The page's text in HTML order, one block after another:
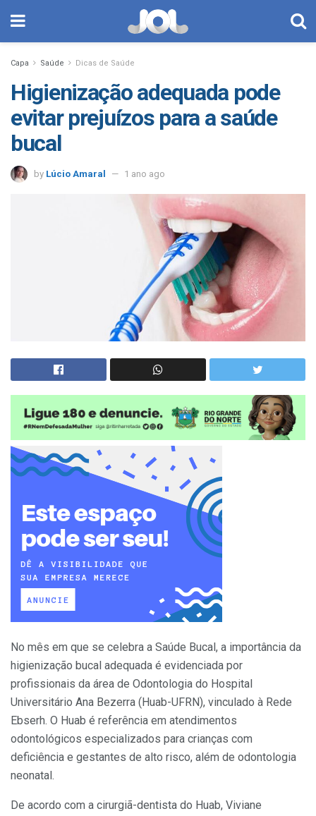
Capa Saúde Dicas de Saúde
Higienização adequada pode
evitar prejuízos para a saúde
bucal
by Lúcio Amaral 1 ano ago
No mês em que se celebra a Saúde Bucal, a importância da
higienização bucal adequada é evidenciada por
profissionais da área de Odontologia do Hospital
Universitário Ana Bezerra (Huab-UFRN), vinculado à Rede
Ebserh. O Huab é referência em atendimentos
odontológicos especializados para crianças com
deficiência e gestantes de alto risco, além de odontologia
neonatal.
De acordo com a cirurgiã-dentista do Huab, Viviane